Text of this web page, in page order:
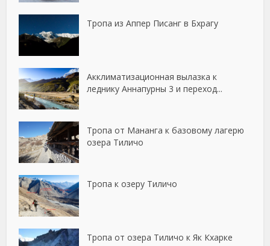
Тропа из Аппер Писанг в Бхрагу
Акклиматизационная вылазка к
леднику Аннапурны 3 и переход...
Тропа от Мананга к базовому лагерю
озера Тиличо
Тропа к озеру Тиличо
Тропа от озера Тиличо к Як Кхарке